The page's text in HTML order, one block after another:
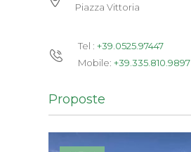
Piazza Vittoria
Tel : +39.0525.97447
Mobile: +39.335.810.9897
Proposte